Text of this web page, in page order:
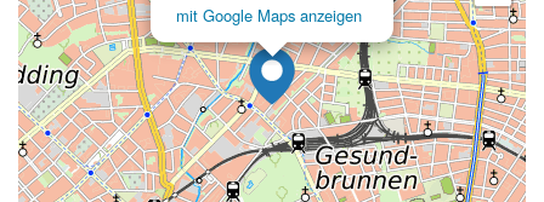
mit Google Maps anzeigen